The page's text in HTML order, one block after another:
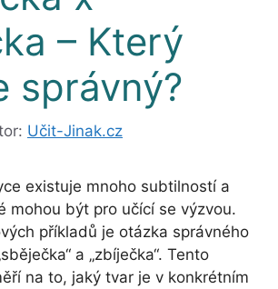
– Který
správný?
Učit-Jinak.cz
existuje mnoho subtilností a
mohou být pro učící se výzvou.
příkladů je otázka správného
a „zbíječka“. Tento
na to, jaký tvar je v konkrétním